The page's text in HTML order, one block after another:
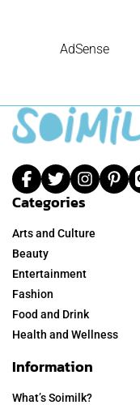
AdSense
Categories
Arts and Culture
Beauty
Entertainment
Fashion
Food and Drink
Health and Wellness
Information
What’s Soimilk?